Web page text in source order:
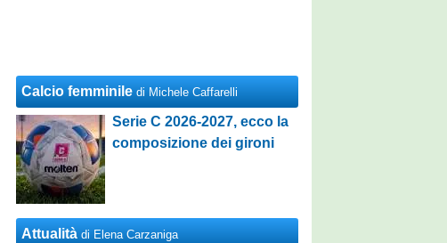
Calcio femminile di Michele Caffarelli
Serie C 2026-2027, ecco la
composizione dei gironi
Attualità di Elena Carzaniga